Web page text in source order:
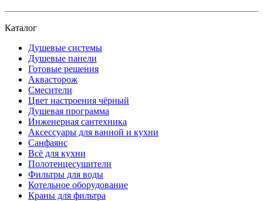
Каталог
Душевые системы
Душевые панели
Готовые решения
Аквасторож
Смесители
Цвет настроения чёрный
Душевая программа
Инженерная сантехника
Аксессуары для ванной и кухни
Санфаянс
Всё для кухни
Полотенцесушители
Фильтры для воды
Котельное оборудование
Краны для фильтра